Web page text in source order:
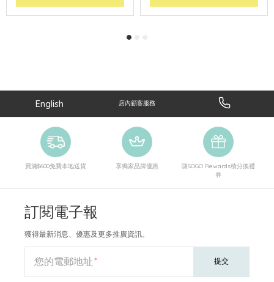
English 店內顧客服務
買滿$600免費本地送貨 享獨家品牌優惠
賺SOGO Rewards積分換禮
券
訂閱電子報
獲得最新消息、優惠及更多推廣資訊。
您的電郵地址 提交